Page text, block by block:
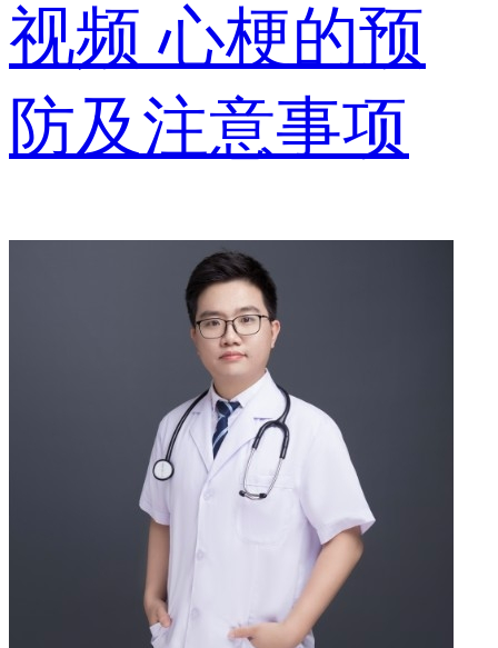
视频 心梗的预
防及注意事项